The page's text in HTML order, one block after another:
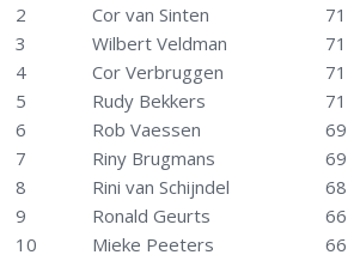
2
Cor van Sinten
71
3
Wilbert Veldman
71
4
Cor Verbruggen
71
5
Rudy Bekkers
71
6
Rob Vaessen
69
7
Riny Brugmans
69
8
Rini van Schijndel
68
9
Ronald Geurts
66
10
Mieke Peeters
66